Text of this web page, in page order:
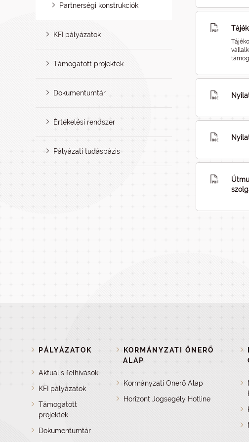
Partnerségi konstrukciók
KFI pályázatok
Támogatott projektek
Dokumentumtár
Értékelési rendszer
Pályázati tudásbázis
PÁLYÁZATOK
Aktuális felhívások
KFI pályázatok
Támogatott
projektek
Dokumentumtár
KORMÁNYZATI ÖNERŐ
ALAP
Kormányzati Önerő Alap
Horizont Jogsegély Hotline